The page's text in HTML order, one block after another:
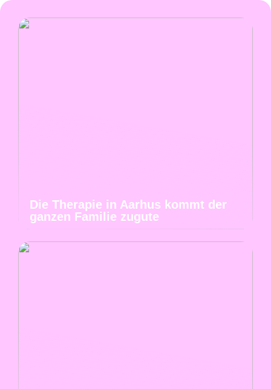
Die Therapie in Aarhus kommt der
ganzen Familie zugute